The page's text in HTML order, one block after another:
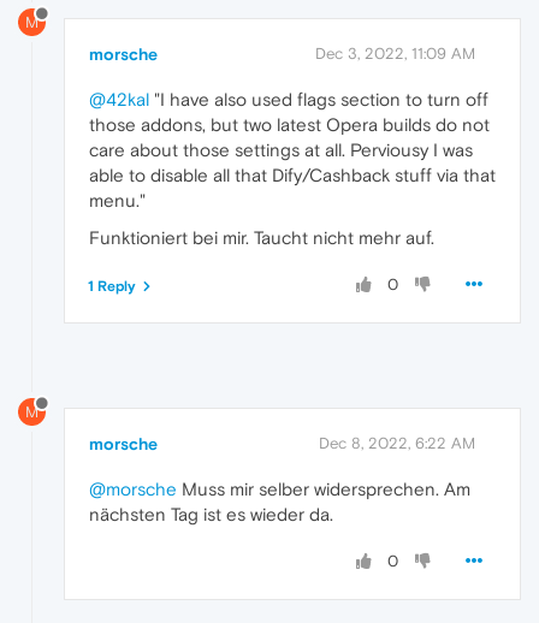
M
morsche Dec 3, 2022, 11:09 AM
@42kal "I have also used flags section to turn off
those addons, but two latest Opera builds do not
care about those settings at all. Perviousy I was
able to disable all that Dify/Cashback stuff via that
menu."
Funktioniert bei mir. Taucht nicht mehr auf.
0
1 Reply
M
morsche Dec 8, 2022, 6:22 AM
@morsche Muss mir selber widersprechen. Am
nächsten Tag ist es wieder da.
0